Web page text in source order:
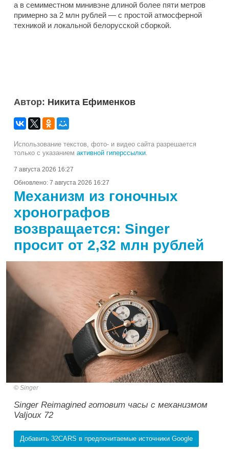
а в семиместном минивэне длиной более пяти метров
примерно за 2 млн рублей — с простой атмосферной
техникой и локальной белорусской сборкой.
Автор: Никита Ефименков
Использование текстов, фото- и видео сайта разрешается
только с указанием активной гиперссылки.
7 августа 2026 16:27
Обновлено: 7 августа 2026 16:27
Механизм из гоночных
хронографов
возвращается: Singer
просит от 2,32 млн рублей
Singer
Singer Reimagined готовит часы с механизмом
Valjoux 72
Добавить 32CARS в предпочитаемые источники Google